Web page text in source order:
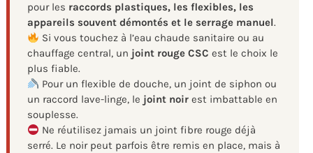
pour les raccords plastiques, les flexibles, les
appareils souvent démontés et le serrage manuel.
Si vous touchez à l’eau chaude sanitaire ou au
chauffage central, un joint rouge CSC est le choix le
plus fiable.
Pour un flexible de douche, un joint de siphon ou
un raccord lave-linge, le joint noir est imbattable en
souplesse.
Ne réutilisez jamais un joint fibre rouge déjà
serré. Le noir peut parfois être remis en place, mais à